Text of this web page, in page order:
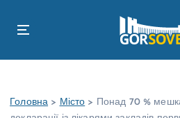
Головна > Місто >
Понад 70 %